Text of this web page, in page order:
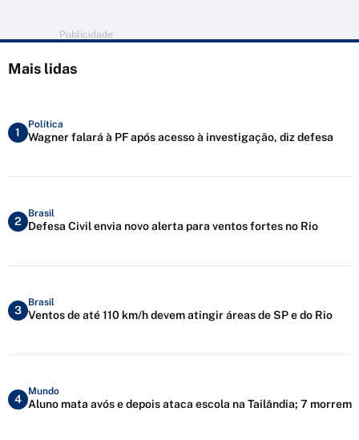
Publicidade
Mais lidas
1
Política
Wagner falará à PF após acesso à investigação, diz defesa
2
Brasil
Defesa Civil envia novo alerta para ventos fortes no Rio
3
Brasil
Ventos de até 110 km/h devem atingir áreas de SP e do Rio
4
Mundo
Aluno mata avós e depois ataca escola na Tailândia; 7 morrem